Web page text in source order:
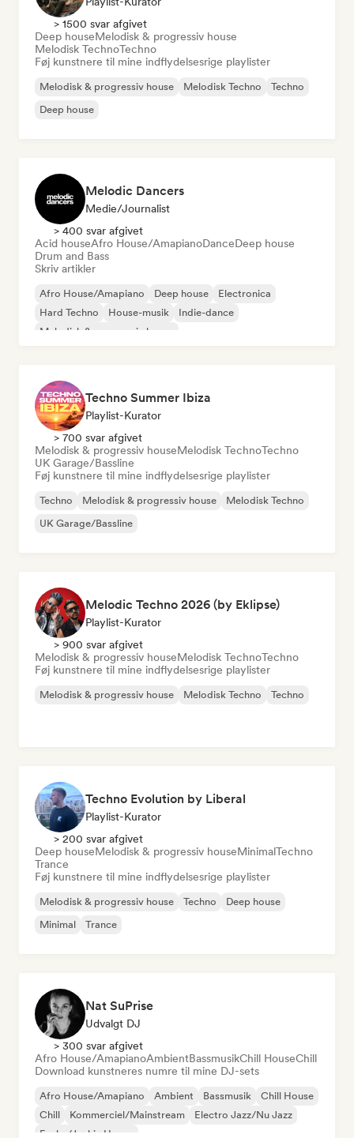
> 1500 svar afgivet
Deep houseMelodisk & progressiv house
Melodisk TechnoTechno
Føj kunstnere til mine indflydelsesrige playlister
Melodisk & progressiv house Melodisk Techno
Techno
Deep house
Melodic Dancers
Medie/journalist
> 400 svar afgivet
Acid houseAfro House/AmapianoDanceDeep house
Drum and Bass
Skriv artikler
Afro House/Amapiano Deep house
Electronica
Hard Techno
House-musik
Indie-dance
Melodisk & progressiv house
Techno Summer Ibiza
Playlist-Kurator
> 700 svar afgivet
Melodisk & progressiv houseMelodisk TechnoTechno
UK Garage/Bassline
Føj kunstnere til mine indflydelsesrige playlister
Techno Melodisk & progressiv house
Melodisk Techno
UK Garage/Bassline
Melodic Techno 2026 (by Eklipse)
Playlist-Kurator
> 900 svar afgivet
Melodisk & progressiv houseMelodisk TechnoTechno
Føj kunstnere til mine indflydelsesrige playlister
Melodisk & progressiv house Melodisk Techno Techno
Techno Evolution by Liberal
Playlist-Kurator
> 200 svar afgivet
Deep houseMelodisk & progressiv houseMinimalTechno
Trance
Føj kunstnere til mine indflydelsesrige playlister
Melodisk & progressiv house Techno
Deep house
Minimal
Trance
Nat SuPrise
Udvalgt DJ
> 300 svar afgivet
Afro House/AmapianoAmbientBassmusikChill HouseChill
Download kunstneres numre til mine DJ-sets
Afro House/Amapiano Ambient Bassmusik
Chill House
Chill
Kommerciel/Mainstream
Electro Jazz/Nu Jazz
Funky/Jackin House